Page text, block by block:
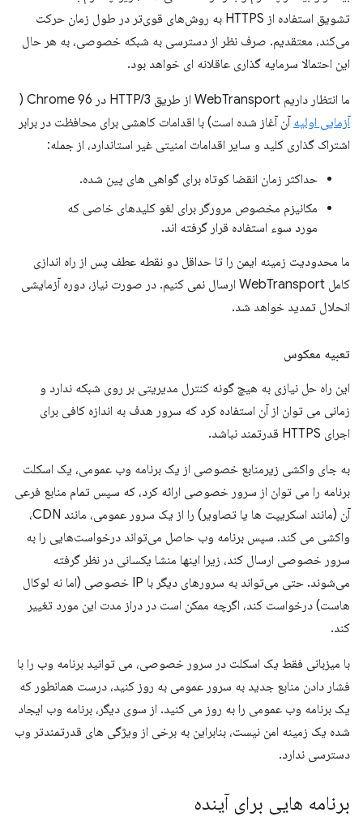
تشویق استفاده از HTTPS به روش‌های قوی‌تر در طول زمان حرکت
می‌کند، معتقدیم. صرف نظر از دسترسی به شبکه خصوصی، به هر حال
این احتمالا سرمایه گذاری عاقلانه ای خواهد بود.
ما انتظار داریم WebTransport از طریق HTTP/3 در Chrome 96 (
آزمایی اولیه آن آغاز شده است) با اقدامات کاهشی برای محافظت در برابر
اشتراک گذاری کلید و سایر اقدامات امنیتی غیر استاندارد، از جمله:
حداکثر زمان انقضا کوتاه برای گواهی های پین شده.
مکانیزم مخصوص مرورگر برای لغو کلیدهای خاصی که
مورد سوء استفاده قرار گرفته اند.
ما محدودیت زمینه ایمن را تا حداقل دو نقطه عطف پس از راه اندازی
کامل WebTransport ارسال نمی کنیم. در صورت نیاز، دوره آزمایشی
انحلال تمدید خواهد شد.
تعبیه معکوس
این راه حل نیازی به هیچ گونه کنترل مدیریتی بر روی شبکه ندارد و
زمانی می توان از آن استفاده کرد که سرور هدف به اندازه کافی برای
اجرای HTTPS قدرتمند نباشد.
به جای واکشی زیرمنابع خصوصی از یک برنامه وب عمومی، یک اسکلت
برنامه را می توان از سرور خصوصی ارائه کرد، که سپس تمام منابع فرعی
آن (مانند اسکریپت ها یا تصاویر) را از یک سرور عمومی، مانند CDN،
واکشی می کند. سپس برنامه وب حاصل می‌تواند درخواست‌هایی را به
سرور خصوصی ارسال کند، زیرا اینها منشا یکسانی در نظر گرفته
می‌شوند. حتی می‌تواند به سرورهای دیگر با IP خصوصی (اما نه لوکال
هاست) درخواست کند، اگرچه ممکن است در دراز مدت این مورد تغییر
کند.
با میزبانی فقط یک اسکلت در سرور خصوصی، می توانید برنامه وب را با
فشار دادن منابع جدید به سرور عمومی به روز کنید، درست همانطور که
یک برنامه وب عمومی را به روز می کنید. از سوی دیگر، برنامه وب ایجاد
شده یک زمینه امن نیست، بنابراین به برخی از ویژگی های قدرتمندتر وب
دسترسی ندارد.
برنامه هایی برای آینده